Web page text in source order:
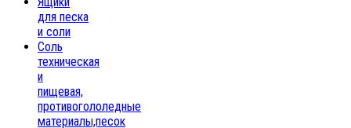
для песка
и соли
Соль
техническая
и
пищевая,
противогололедные
материалы,песок